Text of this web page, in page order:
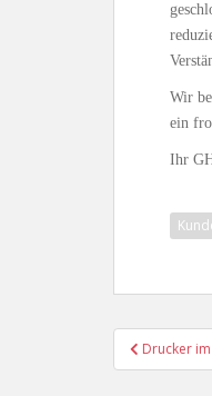
Wir
ein
Ihr
Drucker